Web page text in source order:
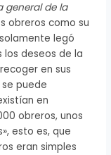
general de la
obreros como su
legó
deseos de la
en sus
se puede
en
obreros, unos
esto es, que
eran simples